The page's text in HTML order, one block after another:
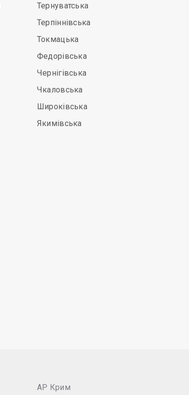
Тернуватська
Терпіннівська
Токмацька
Федорівська
Чернігівська
Чкаловська
Широківська
Якимівська
АР Крим